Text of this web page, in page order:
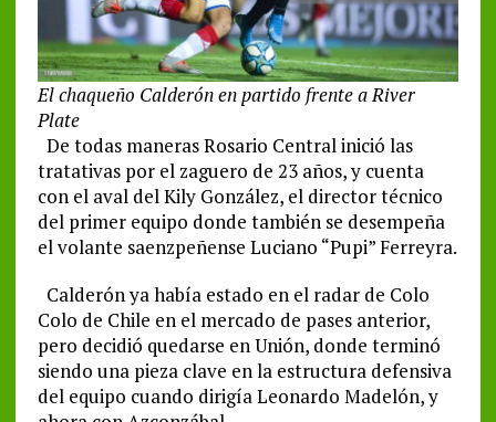
El chaqueño Calderón en partido frente a River
Plate
De todas maneras Rosario Central inició las
tratativas por el zaguero de 23 años, y cuenta
con el aval del Kily González, el director técnico
del primer equipo donde también se desempeña
el volante saenzpeñense Luciano “Pupi” Ferreyra.
Calderón ya había estado en el radar de Colo
Colo de Chile en el mercado de pases anterior,
pero decidió quedarse en Unión, donde terminó
siendo una pieza clave en la estructura defensiva
del equipo cuando dirigía Leonardo Madelón, y